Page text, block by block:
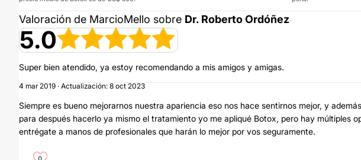
Valoración de MarcioMello sobre Dr. Roberto Ordóñez
5.0
Super bien atendido, ya estoy recomendando a mis amigos y amigas.
4 mar 2019 · Actualización: 8 oct 2023
Siempre es bueno mejorarnos nuestra apariencia eso nos hace sentirnos mejor, y
para después hacerlo ya mismo el tratamiento yo me apliqué Botox, pero hay múltiples
entrégate a manos de profesionales que harán lo mejor por vos seguramente.